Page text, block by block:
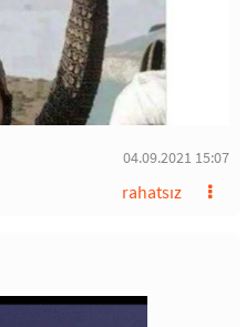
04.09.2021 15:07
rahatsız